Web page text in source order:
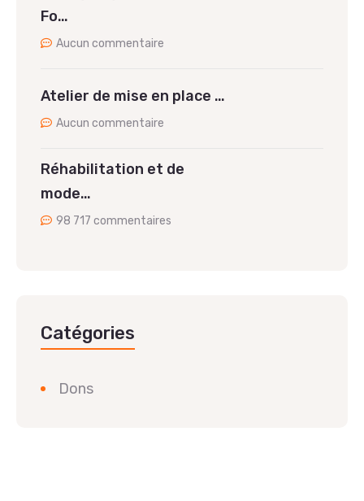
Fo…
Aucun commentaire
Atelier de mise en place …
Aucun commentaire
Réhabilitation et de
mode…
98 717 commentaires
Catégories
Dons